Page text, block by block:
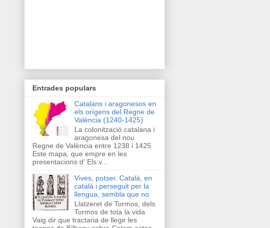
Entrades populars
Catalans i aragonesos en
els orígens del Regne de
València (1240-1425)
La colonització catalana i
aragonesa del nou
Regne de València entre 1238 i 1425
Este mapa, que empre en les
presentacions d' Els v...
Vives, potser. Català, en
català i perseguit per la
llengua, sembla que no
Llatzeret de Tormos, dels
Tormos de tota la vida
Vaig dir que tractaria de llegir les